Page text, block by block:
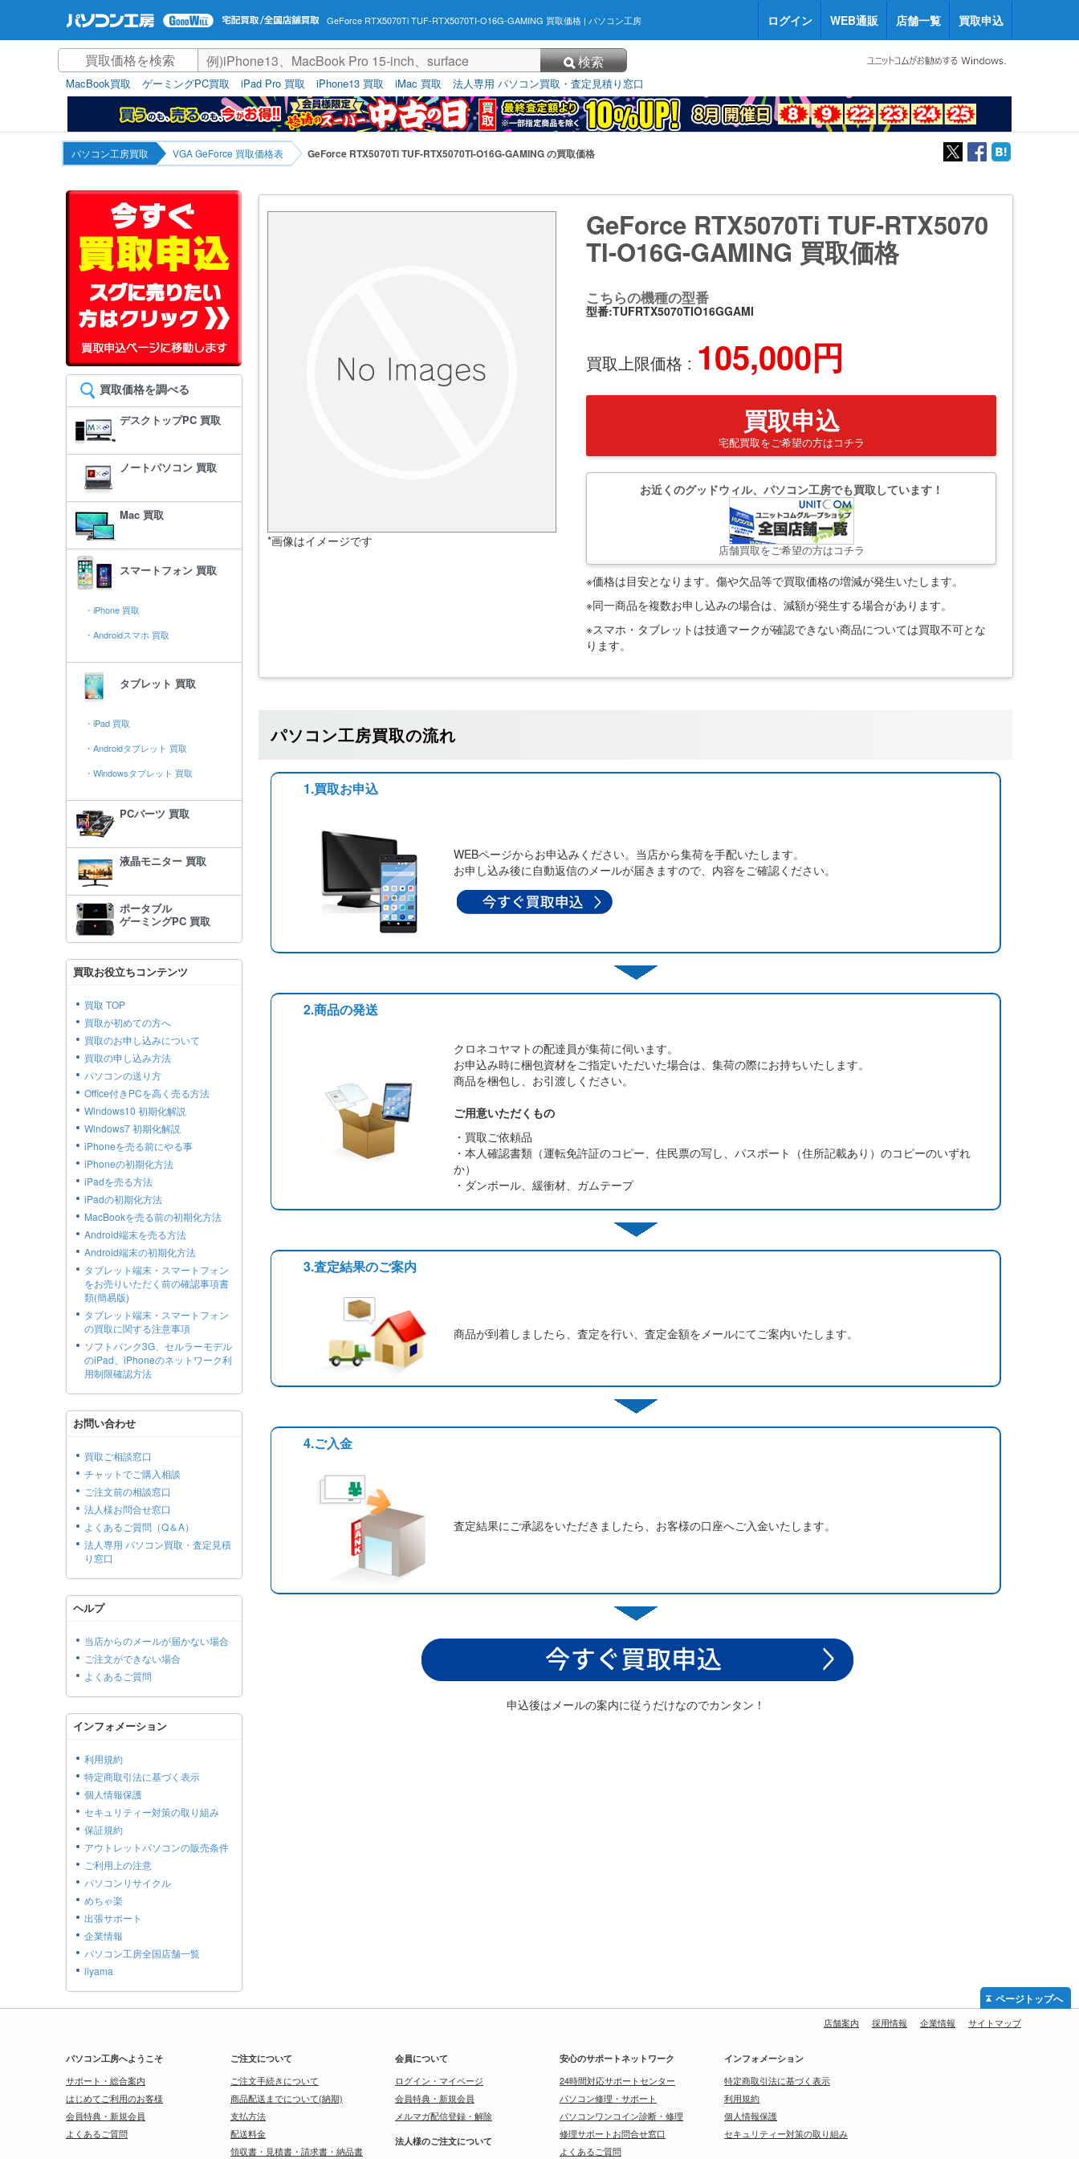
GeForce RTX5070Ti TUF-RTX5070TI-O16G-GAMING 買取価格 | パソコン工房 ログイン WEB通販 店舗一覧 買取申込
検索
MacBook買取 ゲーミングPC買取 iPad Pro 買取 iPhone13 買取 iMac 買取 法人専用 パソコン買取・査定見積り窓口
パソコン工房買取 VGA GeForce 買取価格表 GeForce RTX5070Ti TUF-RTX5070TI-O16G-GAMING の買取価格
*画像はイメージです
GeForce RTX5070Ti TUF-RTX5070
TI-O16G-GAMING 買取価格
こちらの機種の型番
型番:TUFRTX5070TIO16GGAMI
買取上限価格 : 105,000円
買取申込
宅配買取をご希望の方はコチラ
お近くのグッドウィル、パソコン工房でも買取しています！
店舗買取をご希望の方はコチラ
※価格は目安となります。傷や欠品等で買取価格の増減が発生いたします。
※同一商品を複数お申し込みの場合は、減額が発生する場合があります。
※スマホ・タブレットは技適マークが確認できない商品については買取不可とな
ります。
パソコン工房買取の流れ
1.買取お申込
WEBページからお申込みください。当店から集荷を手配いたします。
お申し込み後に自動返信のメールが届きますので、内容をご確認ください。
2.商品の発送
クロネコヤマトの配達員が集荷に伺います。
お申込み時に梱包資材をご指定いただいた場合は、集荷の際にお持ちいたします。
商品を梱包し、お引渡しください。
ご用意いただくもの
・買取ご依頼品
・本人確認書類（運転免許証のコピー、住民票の写し、パスポート（住所記載あり）のコピーのいずれ
か）
・ダンボール、緩衝材、ガムテープ
3.査定結果のご案内
商品が到着しましたら、査定を行い、査定金額をメールにてご案内いたします。
4.ご入金
査定結果にご承認をいただきましたら、お客様の口座へご入金いたします。
申込後はメールの案内に従うだけなのでカンタン！
買取価格を調べる
デスクトップPC 買取
ノートパソコン 買取
Mac 買取
スマートフォン 買取
・iPhone 買取
・Androidスマホ 買取
タブレット 買取
・iPad 買取
・Androidタブレット 買取
・Windowsタブレット 買取
PCパーツ 買取
液晶モニター 買取
ポータブル
ゲーミングPC 買取
買取お役立ちコンテンツ
買取 TOP
買取が初めての方へ
買取のお申し込みについて
買取の申し込み方法
パソコンの送り方
Office付きPCを高く売る方法
Windows10 初期化解説
Windows7 初期化解説
iPhoneを売る前にやる事
iPhoneの初期化方法
iPadを売る方法
iPadの初期化方法
MacBookを売る前の初期化方法
Android端末を売る方法
Android端末の初期化方法
タブレット端末・スマートフォン
をお売りいただく前の確認事項書
類(簡易版)
タブレット端末・スマートフォン
の買取に関する注意事項
ソフトバンク3G、セルラーモデル
のiPad、iPhoneのネットワーク利
用制限確認方法
お問い合わせ
買取ご相談窓口
チャットでご購入相談
ご注文前の相談窓口
法人様お問合せ窓口
よくあるご質問（Q＆A）
法人専用 パソコン買取・査定見積
り窓口
ヘルプ
当店からのメールが届かない場合
ご注文ができない場合
よくあるご質問
インフォメーション
利用規約
特定商取引法に基づく表示
個人情報保護
セキュリティー対策の取り組み
保証規約
アウトレットパソコンの販売条件
ご利用上の注意
パソコンリサイクル
めちゃ楽
出張サポート
企業情報
パソコン工房全国店舗一覧
iiyama
店舗案内 採用情報 企業情報 サイトマップ
パソコン工房へようこそ
サポート・総合案内
はじめてご利用のお客様
会員特典・新規会員
よくあるご質問
ご注文について
ご注文手続きについて
商品配送までについて(納期)
支払方法
配送料金
領収書・見積書・請求書・納品書
会員について
ログイン・マイページ
会員特典・新規会員
メルマガ配信登録・解除
法人様のご注文について
安心のサポートネットワーク
24時間対応サポートセンター
パソコン修理・サポート
パソコンワンコイン診断・修理
修理サポートお問合せ窓口
よくあるご質問
インフォメーション
特定商取引法に基づく表示
利用規約
個人情報保護
セキュリティー対策の取り組み
ページトップへ